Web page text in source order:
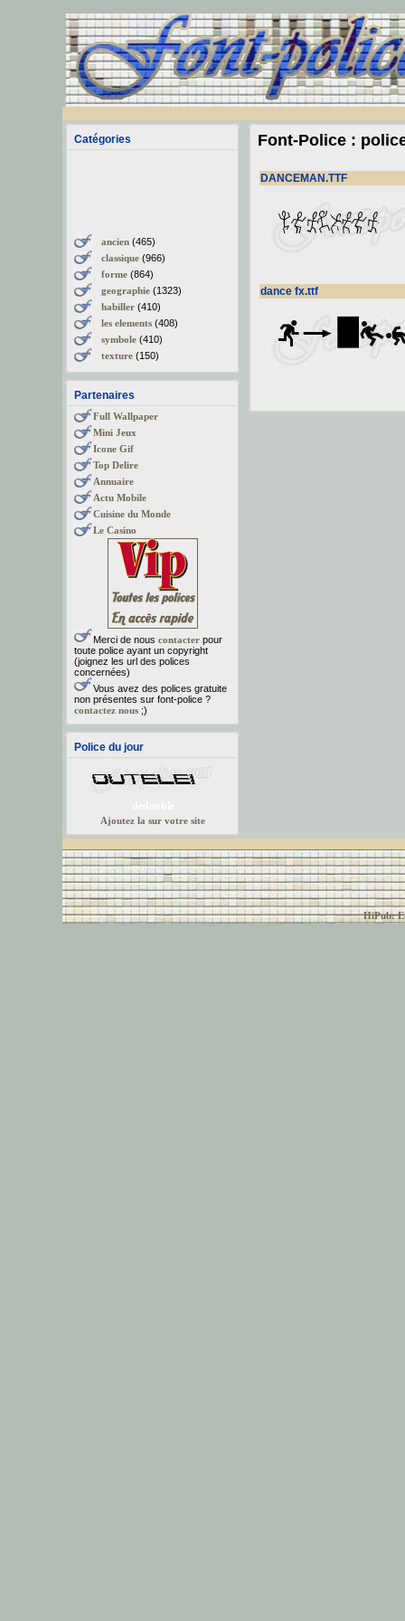
Catégories
ancien(465)
classique(966)
forme(864)
geographie(1323)
habiller(410)
les elements(408)
symbole(410)
texture(150)
Partenaires
Full Wallpaper
Mini Jeux
Icone Gif
Top Delire
Annuaire
Actu Mobile
Cuisine du Monde
Le Casino
Merci de nous contacterpour
toute police ayant un copyright
(joignez les url des polices
concernées)
Vous avez des polices gratuite
non présentes sur font-police ?
contactez nous;)
Police du jour
Ajoutez la sur votre site
Font-Police :
DANCEMAN.TTF
dance fx.ttf
HiPub: